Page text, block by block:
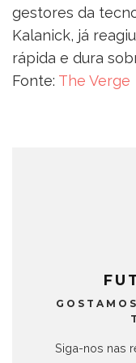
gestores da
Kalanick, já
rápida e dura
Fonte: The Verge
Siga-nos nas